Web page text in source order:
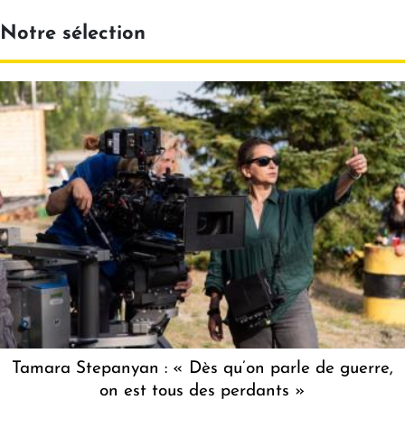
Notre sélection
Tamara Stepanyan : « Dès qu’on parle de guerre,
on est tous des perdants »